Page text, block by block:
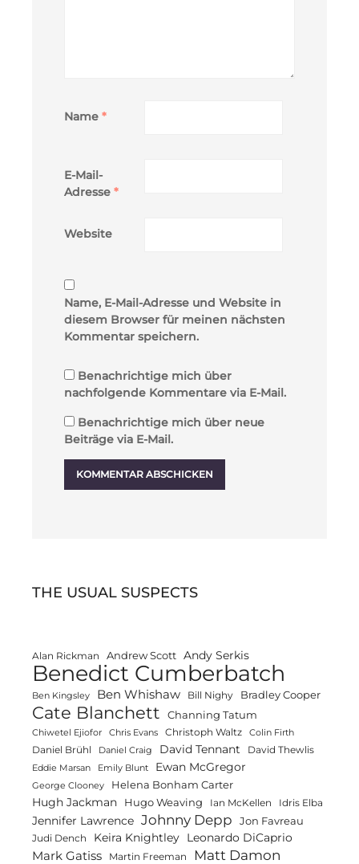
Name *
E-Mail-
Adresse *
Website
Name, E-Mail-Adresse und Website in
diesem Browser für meinen nächsten
Kommentar speichern.
Benachrichtige mich über
nachfolgende Kommentare via E-Mail.
Benachrichtige mich über neue
Beiträge via E-Mail.
THE USUAL SUSPECTS
Alan Rickman Andrew Scott Andy Serkis
Benedict Cumberbatch
Ben Kingsley Ben Whishaw Bill Nighy Bradley Cooper
Cate Blanchett Channing Tatum
Chiwetel Ejiofor Chris Evans Christoph Waltz Colin Firth
Daniel Brühl Daniel Craig David Tennant David Thewlis
Eddie Marsan Emily Blunt Ewan McGregor
George Clooney Helena Bonham Carter
Hugh Jackman Hugo Weaving Ian McKellen Idris Elba
Jennifer Lawrence Johnny Depp Jon Favreau
Judi Dench Keira Knightley Leonardo DiCaprio
Mark Gatiss Martin Freeman Matt Damon